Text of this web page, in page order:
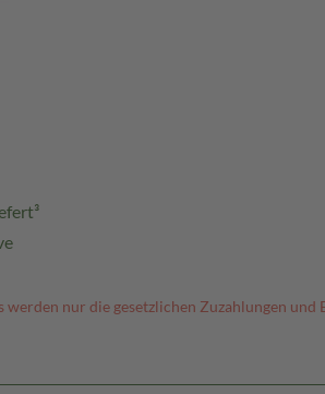
werden nur die gesetzlichen Zuzahlungen und